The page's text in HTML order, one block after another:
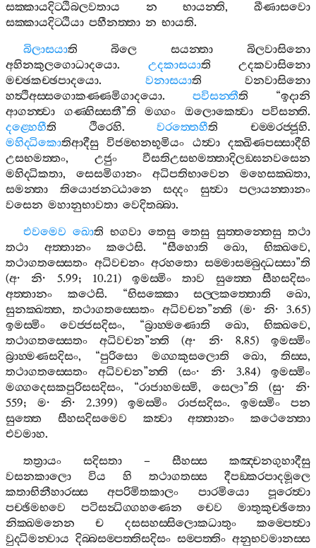
සක‍්කායදිට‍්ඨිබලවතාය
න භායන‍්ති,ඛීණාසවො
සක‍්කායදිට‍්ඨියා පහීනත‍්තා න භායති.
බිලාසයාති බිලෙ සයන‍්තා
බිලවාසිනො
අහිනකුලගොධාදයො. උදකාසයාති
උදකවාසිනො
මච‍්ඡකච‍්ඡපාදයො. වනාසයාති
වනවාසිනො
හත්‍ථිඅස‍්සගොකණ‍්ණමිගාදයො. පවිසන‍්තීති “ඉදානි
ආගන‍්ත්‍වා
ගණ‍්හිස‍්සතී”ති මග‍්ගං ඔලොකෙත්‍වා පවිසන‍්ති.
දළ‍්හෙහීති ථිරෙහි.වරත‍්තෙහීති චම‍්මරජ‍්ජූහි.
මහිද‍්ධිකොතිආදීසු විජම‍්භනභූමියං ඨත්‍වා දක‍්ඛිණපස‍්සාදීහි
උසභමත‍්තං, උජුං
වීසතිඋසභමත‍්තාදිලඞ‍්ඝනවසෙන
මහිද‍්ධිකතා, සෙසමිගානං අධිපතිභාවෙන මහෙසක‍්ඛතා,
සමන‍්තා
තියොජනට‍්ඨානෙ සද‍්දං සුත්‍වා
පලායන‍්තානං
වසෙන මහානුභාවතා වෙදිතබ‍්බා.
එවමෙව ඛොති භගවා තෙසු තෙසු සුත‍්තන‍්තෙසු තථා
තථා
අත‍්තානං කථෙසි. “සීහොති ඛො,භික‍්ඛවෙ,
තථාගතස‍්සෙතං අධිවචනං අරහතො සම‍්මාසම‍්බුද‍්ධස‍්සා”ති
(අ·නි· 5.99; 10.21)ඉමස‍්මිං තාව සුත‍්තෙ
සීහසදිසං
අත‍්තානං
කථෙසි. “භිසක‍්කො සල‍්ලකත‍්තොති ඛො,
සුනක‍්ඛත‍්ත, තථාගතස‍්සෙතං අධිවචන”න‍්ති (ම· නි· 3.65)
ඉමස‍්මිං
වෙජ‍්ජසදිසං, “බ්‍රාහ‍්මණොති ඛො, භික‍්ඛවෙ,
තථාගතස‍්සෙතං
අධිවචන”න‍්ති (අ· නි· 8.85)ඉමස‍්මිං
බ්‍රාහ‍්මණසදිසං, “පුරිසො මග‍්ගකුසලොති ඛො, තිස‍්ස,
තථාගතස‍්සෙතං
අධිවචන”න‍්ති (සං· නි· 3.84)ඉමස‍්මිං
මග‍්ගදෙසකපුරිසසදිසං, “රාජාහමස‍්මි, සෙලා”ති (සු· නි·
559; ම· නි· 2.399) ඉමස‍්මිං රාජසදිසං. ඉමස‍්මිං
පන
සුත‍්තෙ
සීහසදිසමෙව කත්‍වා අත‍්තානං
කථෙන‍්තො
එවමාහ.
තත්‍රායං
සදිසතා– සීහස‍්ස
කඤ‍්චනගුහාදීසු
වසනකාලො
විය හි තථාගතස‍්ස
දීපඞ‍්කරපාදමූලෙ
කතාභිනීහාරස‍්ස
අපරිමිතකාලං පාරමියො
පූරෙත්‍වා
පච‍්ඡිමභවෙ
පටිසන්‍ධිග‍්ගහණෙන චෙව
මාතුකුච‍්ඡිතො
නික‍්ඛමනෙන
ච දසසහස‍්සිලොකධාතුං
කම‍්පෙත්‍වා
වුද‍්ධිමන‍්වාය දිබ‍්බසම‍්පත‍්තිසදිසං සම‍්පත‍්තිං අනුභවමානස‍්ස